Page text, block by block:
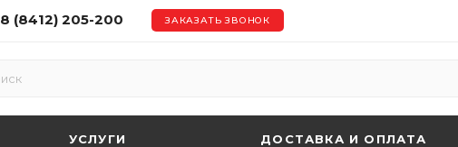
8 (8412) 205-200 ЗАКАЗАТЬ ЗВОНОК
УСЛУГИ ДОСТАВКА И ОПЛАТА